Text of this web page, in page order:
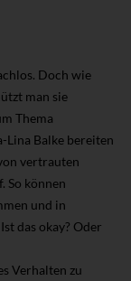
Doch wie
man sie
Thema
Balke bereiten
vertrauten
So können
und in
das okay? Oder
Verhalten zu